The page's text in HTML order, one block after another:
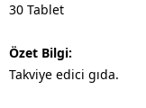
30 Tablet
Özet Bilgi:
Takviye edici gıda.